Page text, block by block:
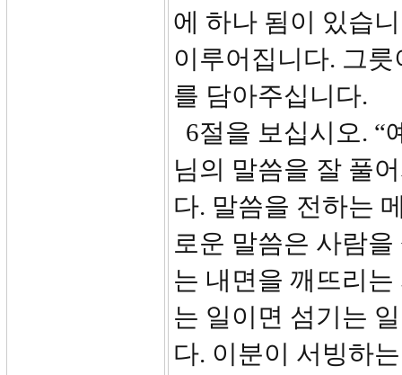
에 하나 됨이 있습
이루어집니다. 그
를 담아주십니다.
6절을 보십시오. “
님의 말씀을 잘 풀
다. 말씀을 전하는
로운 말씀은 사람
는 내면을 깨뜨리
는 일이면 섬기는
다. 이분이 서빙하